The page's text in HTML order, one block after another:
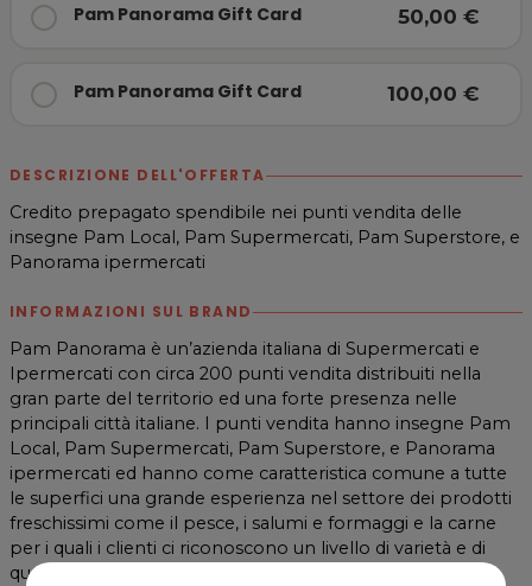
Pam Panorama Gift Card 50,00 €
Pam Panorama Gift Card 100,00 €
DESCRIZIONE DELL'OFFERTA
Credito prepagato spendibile nei punti vendita delle
insegne Pam Local, Pam Supermercati, Pam Superstore, e
Panorama ipermercati
INFORMAZIONI SUL BRAND
Pam Panorama è un’azienda italiana di Supermercati e
Ipermercati con circa 200 punti vendita distribuiti nella
gran parte del territorio ed una forte presenza nelle
principali città italiane. I punti vendita hanno insegne Pam
Local, Pam Supermercati, Pam Superstore, e Panorama
ipermercati ed hanno come caratteristica comune a tutte
le superfici una grande esperienza nel settore dei prodotti
freschissimi come il pesce, i salumi e formaggi e la carne
per i quali i clienti ci riconoscono un livello di varietà e di
qualità indiscutibili, oltre ad una scelta per tutti i gusti e